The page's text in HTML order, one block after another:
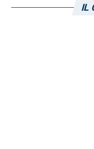
capire cosa
IL